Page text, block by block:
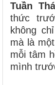
Tuần
thức
không
mà là
mỗi tâm
mình